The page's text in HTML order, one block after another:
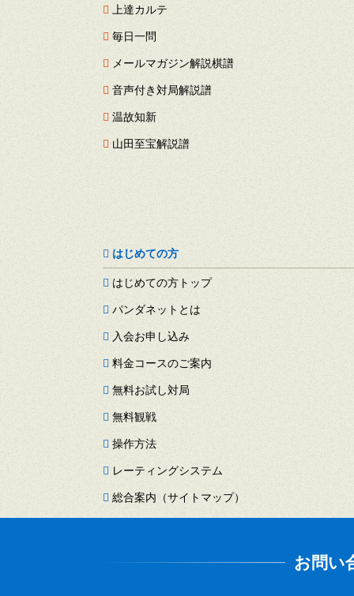
上達カルテ
毎日一問
メールマガジン解説棋譜
音声付き対局解説譜
温故知新
山田至宝解説譜
はじめての方
はじめての方トップ
パンダネットとは
入会お申し込み
料金コースのご案内
無料お試し対局
無料観戦
操作方法
レーティングシステム
総合案内（サイトマップ）